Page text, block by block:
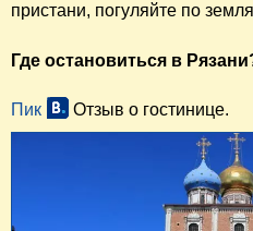
пристани, погуляйте по
Где остановиться в
Пик Отзыв о гостинице.